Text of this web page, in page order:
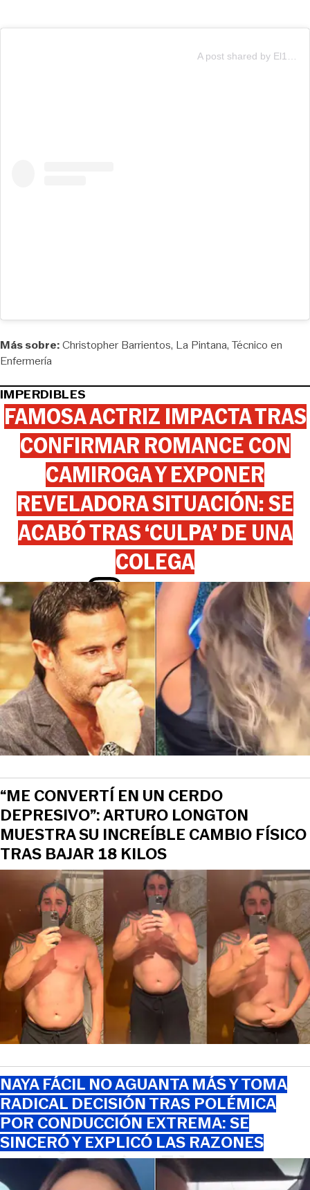
View this post on Instagram
Más sobre:Christopher Barrientos La Pintana Técnico en
Enfermería
IMPERDIBLES
FAMOSA ACTRIZ IMPACTA TRAS
CONFIRMAR ROMANCE CON
CAMIROGA Y EXPONER
REVELADORA SITUACIÓN: SE
ACABÓ TRAS ‘CULPA’ DE UNA
COLEGA
“ME CONVERTÍ EN UN CERDO
DEPRESIVO”: ARTURO LONGTON
MUESTRA SU INCREÍBLE CAMBIO FÍSICO
TRAS BAJAR 18 KILOS
NAYA FÁCIL NO AGUANTA MÁS Y TOMA
RADICAL DECISIÓN TRAS POLÉMICA
POR CONDUCCIÓN EXTREMA: SE
SINCERÓ Y EXPLICÓ LAS RAZONES